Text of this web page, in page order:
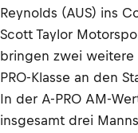
Reynolds (AUS) ins
Scott Taylor
bringen zwei weitere
PRO-Klasse an den
In der A-PRO AM-
insgesamt drei